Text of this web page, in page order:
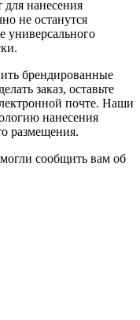
для нанесения
не останутся
универсального
брендированные
заказ, оставьте
почте. Наши
нанесения
размещения.
сообщить вам об